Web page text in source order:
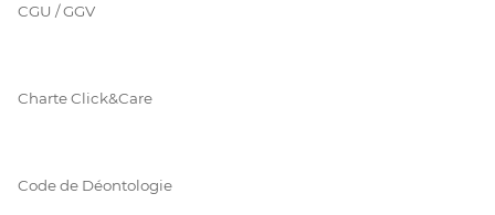
CGU / GGV
Charte Click&Care
Code de Déontologie